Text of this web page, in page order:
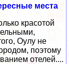
места
красотой
Оулу не
поэтому
отелей....